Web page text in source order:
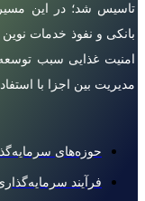
تاسیس شد؛ در این
بانکی و نفوذ خدمات
امنیت غذایی سبب
مدیریت بین اجزا با
حوزه‌های
فرآیند